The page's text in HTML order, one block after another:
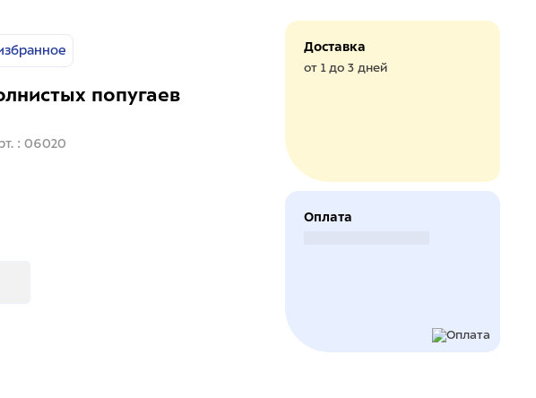
попугаев
: 06020
Доставка
от 1 до 3 дней
Оплата